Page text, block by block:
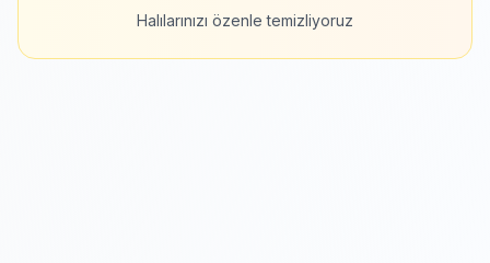
Halılarınızı özenle temizliyoruz